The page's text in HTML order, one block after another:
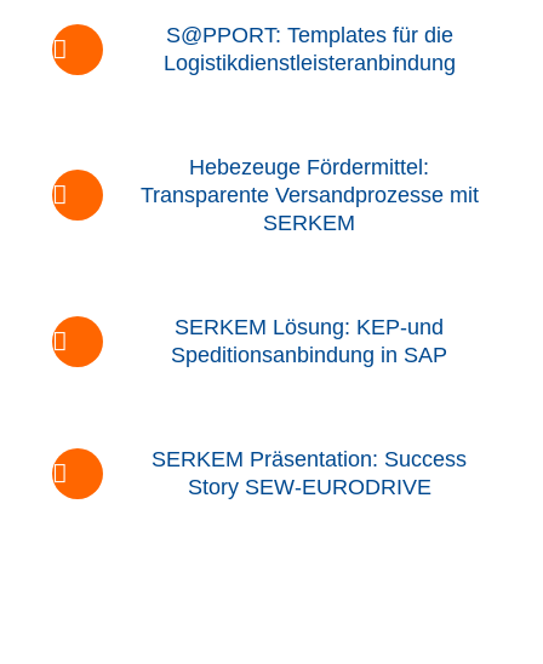
S@PPORT: Templates für die
Logistikdienstleisteranbindung
Hebezeuge Fördermittel:
Transparente Versandprozesse mit
SERKEM
SERKEM Lösung: KEP-und
Speditionsanbindung in SAP
SERKEM Präsentation: Success
Story SEW-EURODRIVE